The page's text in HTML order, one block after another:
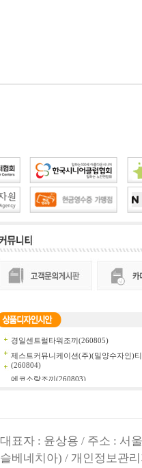
대표자 : 윤상용 / 주소 : 서
슬베네치아) / 개인정보관